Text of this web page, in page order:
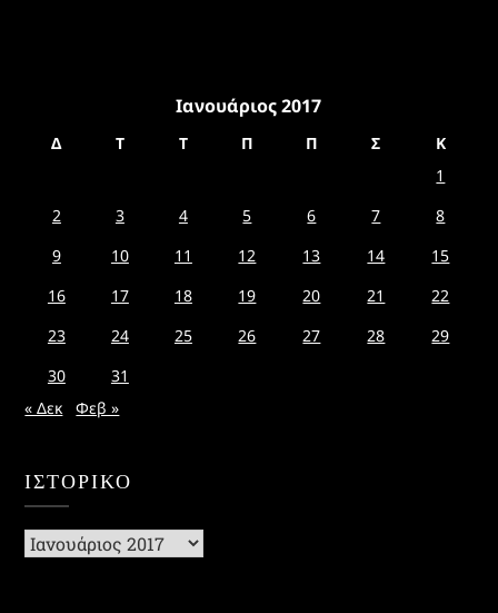
Ιανουάριος 2017
Δ Τ Τ Π Π Σ
Κ
1
2
3 4 5 6 7
8
9
10 11 12 13 14
15
16
17 18 19 20 21
22
23
24 25 26 27 28
29
30
31
« Δεκ
Φεβ »
ΙΣΤΟΡΙΚΌ
Ιστορικό